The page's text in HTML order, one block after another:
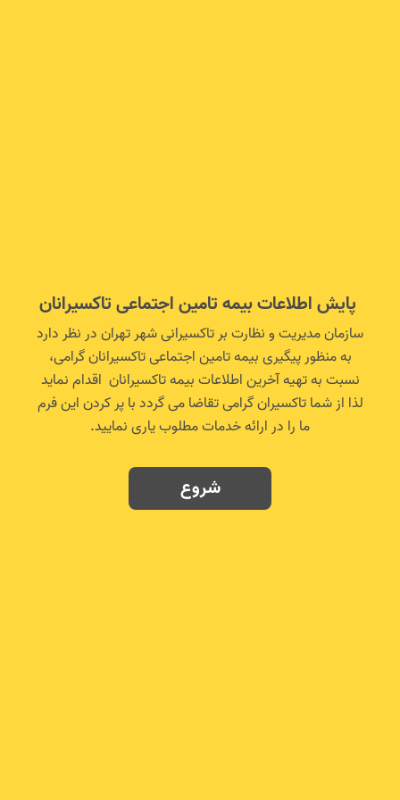
پایش اطلاعات بیمه تامین اجتماعی تاکسیرانان
سازمان مدیریت و نظارت بر تاکسیرانی شهر تهران در نظر دارد
به منظور پیگیری بیمه تامین اجتماعی تاکسیرانان گرامی،
نسبت به تهیه آخرین اطلاعات بیمه تاکسیرانان اقدام نماید
لذا از شما تاکسیران گرامی تقاضا می گردد با پر کردن این فرم
ما را در ارائه خدمات مطلوب یاری نمایید.
شروع